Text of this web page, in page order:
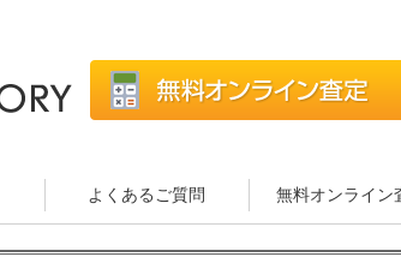
よくあるご質問 無料オンライン